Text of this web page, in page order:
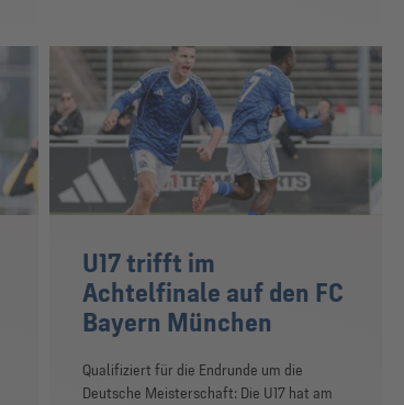
U17 trifft im
Achtelfinale auf den FC
Bayern München
Qualifiziert für die Endrunde um die
Deutsche Meisterschaft: Die U17 hat am